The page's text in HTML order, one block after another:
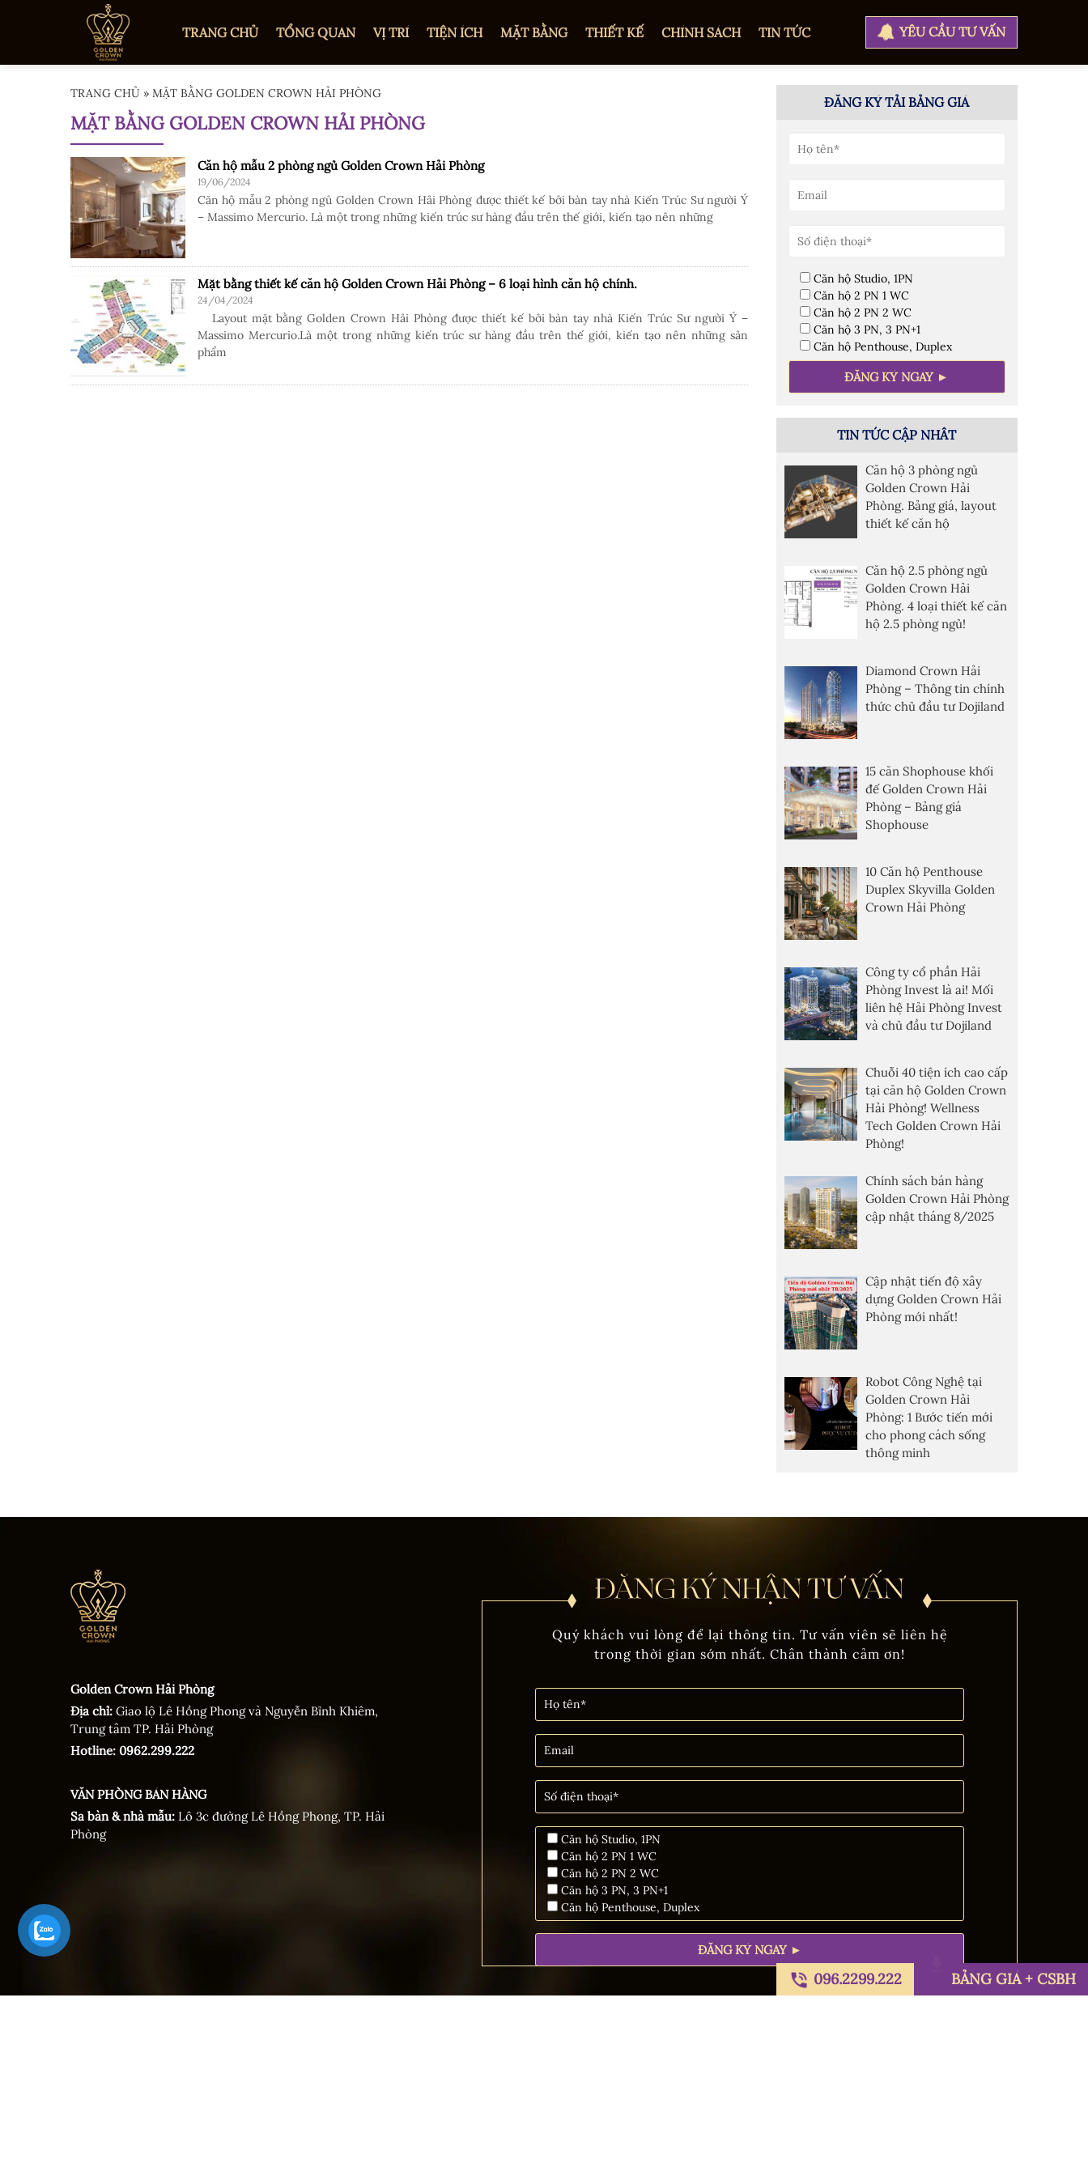
TRANG CHỦ TỔNG QUAN VỊ TRÍ TIỆN ÍCH MẶT BẰNG THIẾT KẾ CHÍNH SÁCH TIN TỨC YÊU CẦU TƯ VẤN
TRANG CHỦ » MẶT BẰNG GOLDEN CROWN HẢI PHÒNG
MẶT BẰNG GOLDEN CROWN HẢI PHÒNG
Căn hộ mẫu 2 phòng ngủ Golden Crown Hải Phòng
19/06/2024
Căn hộ mẫu 2 phòng ngủ Golden Crown Hải Phòng được thiết kế bởi bàn tay nhà Kiến Trúc Sư người Ý
– Massimo Mercurio. Là một trong những kiến trúc sư hàng đầu trên thế giới, kiến tạo nên những
Mặt bằng thiết kế căn hộ Golden Crown Hải Phòng – 6 loại hình căn hộ chính.
24/04/2024
Layout mặt bằng Golden Crown Hải Phòng được thiết kế bởi bàn tay nhà Kiến Trúc Sư người Ý –
Massimo Mercurio.Là một trong những kiến trúc sư hàng đầu trên thế giới, kiến tạo nên những sản
phẩm
ĐĂNG KÝ TẢI BẢNG GIÁ
Căn hộ Studio, 1PN
Căn hộ 2 PN 1 WC
Căn hộ 2 PN 2 WC
Căn hộ 3 PN, 3 PN+1
Căn hộ Penthouse, Duplex
TIN TỨC CẬP NHÂT
Căn hộ 3 phòng ngủ
Golden Crown Hải
Phòng. Bảng giá, layout
thiết kế căn hộ
Căn hộ 2.5 phòng ngủ
Golden Crown Hải
Phòng. 4 loại thiết kế căn
hộ 2.5 phòng ngủ!
Diamond Crown Hải
Phòng – Thông tin chính
thức chủ đầu tư Dojiland
15 căn Shophouse khối
đế Golden Crown Hải
Phòng – Bảng giá
Shophouse
10 Căn hộ Penthouse
Duplex Skyvilla Golden
Crown Hải Phòng
Công ty cổ phần Hải
Phòng Invest là ai! Mối
liên hệ Hải Phòng Invest
và chủ đầu tư Dojiland
Chuỗi 40 tiện ích cao cấp
tại căn hộ Golden Crown
Hải Phòng! Wellness
Tech Golden Crown Hải
Phòng!
Chính sách bán hàng
Golden Crown Hải Phòng
cập nhật tháng 8/2025
Cập nhật tiến độ xây
dựng Golden Crown Hải
Phòng mới nhất!
Robot Công Nghệ tại
Golden Crown Hải
Phòng: 1 Bước tiến mới
cho phong cách sống
thông minh
Golden Crown Hải Phòng
Địa chỉ: Giao lộ Lê Hồng Phong và Nguyễn Bỉnh Khiêm,
Trung tâm TP. Hải Phòng
Hotline: 0962.299.222
VĂN PHÒNG BÁN HÀNG
Sa bàn & nhà mẫu: Lô 3c đường Lê Hồng Phong, TP. Hải
Phòng
Quý khách vui lòng để lại thông tin. Tư vấn viên sẽ liên hệ
trong thời gian sớm nhất. Chân thành cảm ơn!
Căn hộ Studio, 1PN
Căn hộ 2 PN 1 WC
Căn hộ 2 PN 2 WC
Căn hộ 3 PN, 3 PN+1
Căn hộ Penthouse, Duplex
096.2299.222 BẢNG GIÁ + CSBH